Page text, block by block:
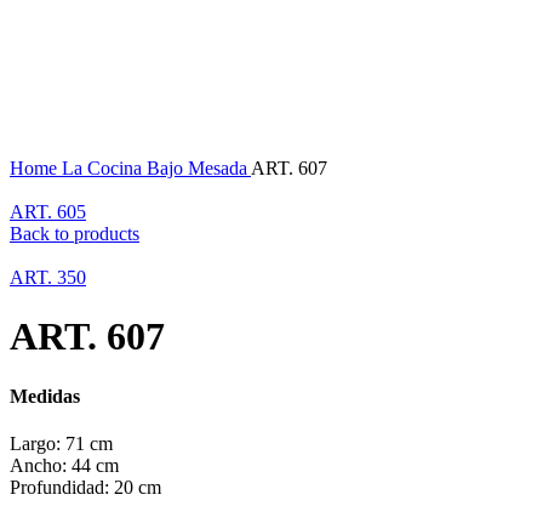
Home La Cocina Bajo Mesada ART. 607
ART. 605
Back to products
ART. 350
ART. 607
Medidas
Largo: 71 cm
Ancho: 44 cm
Profundidad: 20 cm